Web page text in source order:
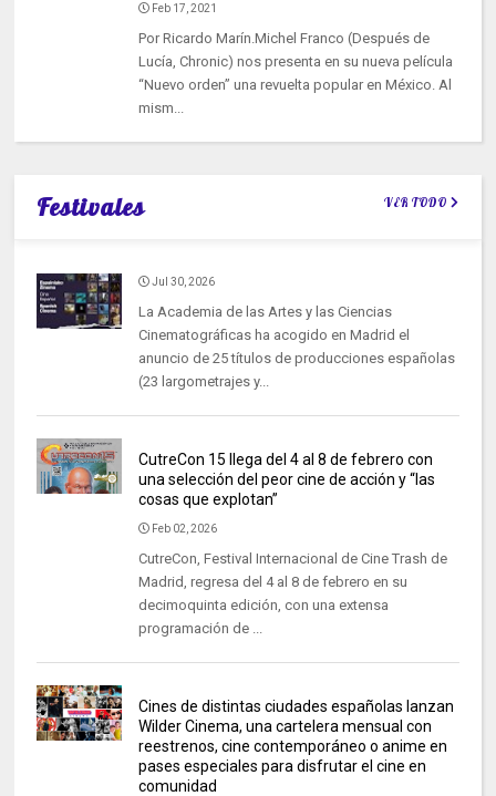
Feb 17, 2021
Por Ricardo Marín.Michel Franco (Después de
Lucía, Chronic) nos presenta en su nueva película
“Nuevo orden” una revuelta popular en México. Al
mism...
Festivales VER TODO
Jul 30, 2026
La Academia de las Artes y las Ciencias
Cinematográficas ha acogido en Madrid el
anuncio de 25 títulos de producciones españolas
(23 largometrajes y...
CutreCon 15 llega del 4 al 8 de febrero con
una selección del peor cine de acción y “las
cosas que explotan”
Feb 02, 2026
CutreCon, Festival Internacional de Cine Trash de
Madrid, regresa del 4 al 8 de febrero en su
decimoquinta edición, con una extensa
programación de ...
Cines de distintas ciudades españolas lanzan
Wilder Cinema, una cartelera mensual con
reestrenos, cine contemporáneo o anime en
pases especiales para disfrutar el cine en
comunidad